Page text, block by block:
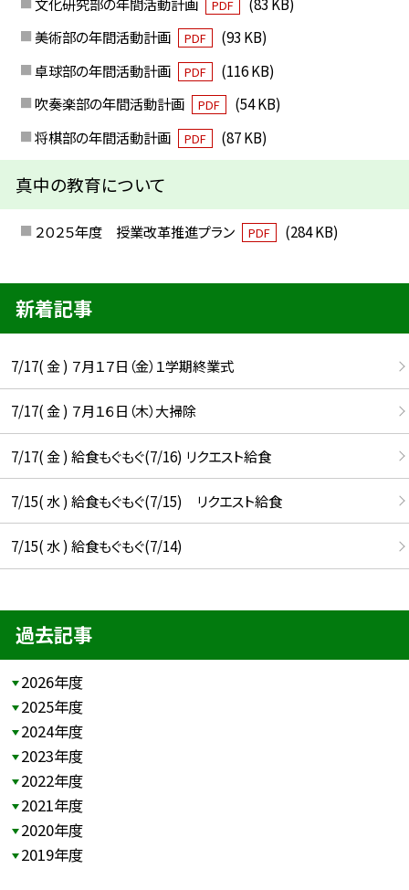
PDF
美術部の年間活動計画
PDF
(93 KB)
卓球部の年間活動計画
PDF
(116 KB)
吹奏楽部の年間活動計画
PDF
(54 KB)
将棋部の年間活動計画
PDF (87 KB)
真中の教育について
２０２５年度 授業改革推進プラン PDF (284 KB)
新着記事
7/17( 金 ) ７月１７日（金）１学期終業式
7/17( 金 ) ７月１６日（木）大掃除
7/17( 金 ) 給食もぐもぐ(7/16) リクエスト給食
7/15( 水 ) 給食もぐもぐ(7/15) リクエスト給食
7/15( 水 ) 給食もぐもぐ(7/14)
過去記事
2026年度
2025年度
2024年度
2023年度
2022年度
2021年度
2020年度
2019年度